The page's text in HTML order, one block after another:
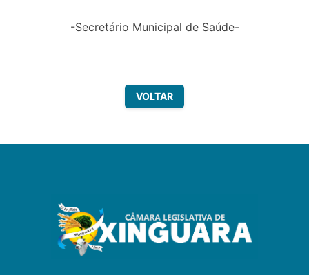
-Secretário Municipal de Saúde-
VOLTAR